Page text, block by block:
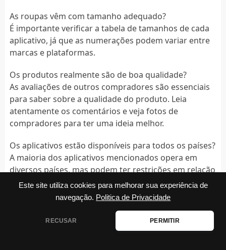
Este site utiliza cookies para melhorar sua experiência de
navegação. Politica de Privacidade
RECUSAR PERMITIR
As roupas vêm com tamanho adequado?
É importante verificar a tabela de tamanhos de cada
aplicativo, já que as numerações podem variar entre
marcas e plataformas.
Os produtos realmente são de boa qualidade?
As avaliações de outros compradores são essenciais
para saber sobre a qualidade do produto. Leia
atentamente os comentários e veja fotos de
compradores para ter uma ideia melhor.
Os aplicativos estão disponíveis para todos os países?
A maioria dos aplicativos mencionados opera em
diversos países, mas podem ter restrições em relação
à entrega e à disponibilidade de produtos. Consulte
sempre as informações específicas antes da compra.
Leva muito tempo para receber o produto?
O prazo de entrega varia de acordo com a loja, a